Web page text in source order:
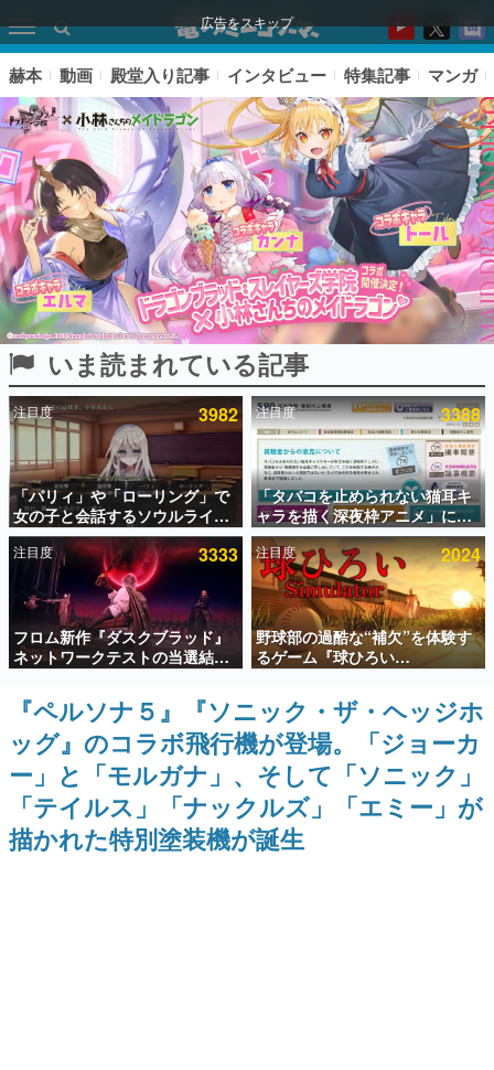
広告をスキップ
ピックアップ
電ファミのいま読まれている記事ランキング
アプリセール情報
インタビュー
連載・特集一覧
殿堂入り記事
SNS拡散数が数千以上！ ページビュー数万以上！ などな
ど。多くの人々に読まれた、電ファミ渾身の“殿堂入り”記
事をまとめました。
ゲームの企画書
名作ゲームクリエイターの方々に製作時のエピソードをお
聞きし、ヒットする企画（ゲーム）とは何か？を探ってい
きます。
この物語を解いてはいけない。『赫本』は、〈試験問題〉
の形をした短編ホラー小説集です。
赫本 動画 殿堂入り記事 インタビュー 特集記事 マンガ
いま読まれている記事
注目度 3982
「パリィ」や「ローリング」で
女の子と会話するソウルライク
恋愛ゲーム『小早川さんはソウ
ルライク』無料公開。返事に失
敗すると「YOU DIED」
注目度 3388
「タバコを止められない猫耳キ
ャラを描く深夜枠アニメ」に視
聴者の一部から批判意見。違法
薬物の使用と思しき描写も含め
て、BPOが議論を交わす
注目度 3333
フロム新作『ダスクブラッド』
ネットワークテストの当選結果
が8月7日22時に発表。応募サイ
トのマイページから確認可能、
テスト実施は8月21日～24日
注目度 2024
野球部の過酷な“補欠”を体験す
るゲーム『球ひろい
Simulator』が「1件」のウィッ
シュリストをもとにチェコ語に
対応しSNSで話題に。『キング
ダム・カム』開発元やチェコの
プロ野球選手から称賛の声
『ペルソナ５』『ソニック・ザ・ヘッジホ
ッグ』のコラボ飛行機が登場。「ジョーカ
ー」と「モルガナ」、そして「ソニック」
「テイルス」「ナックルズ」「エミー」が
描かれた特別塗装機が誕生